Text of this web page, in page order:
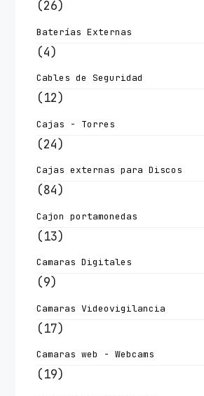
(26)
Baterías Externas
(4)
Cables de Seguridad
(12)
Cajas - Torres
(24)
Cajas externas para Discos
(84)
Cajon portamonedas
(13)
Camaras Digitales
(9)
Camaras Videovigilancia
(17)
Camaras web - Webcams
(19)